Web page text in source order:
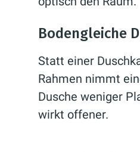
Bodengleiche
Statt einer
Rahmen nimmt
Dusche weniger
wirkt offener.